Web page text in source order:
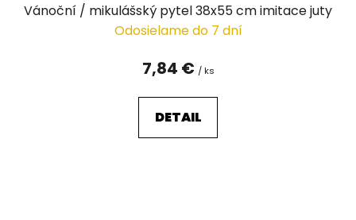
Vánoční / mikulášský pytel 38x55 cm imitace juty
Odosielame do 7 dní
7,84 € / ks
DETAIL